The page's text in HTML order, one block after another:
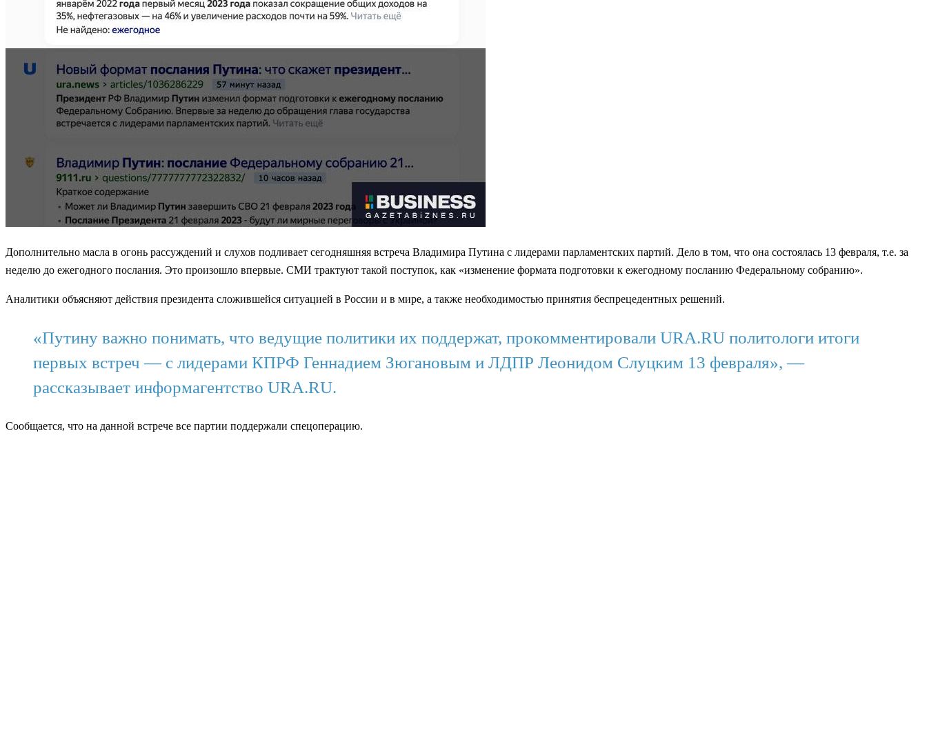
Дополнительно масла в огонь рассуждений и слухов подливает сегодняшняя встреча Владимира Путина с лидерами парламентских партий. Дело в том, что она состоялась 13 февраля, т.е. за
неделю до ежегодного послания. Это произошло впервые. СМИ трактуют такой поступок, как «изменение формата подготовки к ежегодному посланию Федеральному собранию».
Аналитики объясняют действия президента сложившейся ситуацией в России и в мире, а также необходимостью принятия беспрецедентных решений.
«Путину важно понимать, что ведущие политики их поддержат, прокомментировали URA.RU политологи итоги
первых встреч — с лидерами КПРФ Геннадием Зюгановым и ЛДПР Леонидом Слуцким 13 февраля», —
рассказывает информагентство URA.RU.
Сообщается, что на данной встрече все партии поддержали спецоперацию.